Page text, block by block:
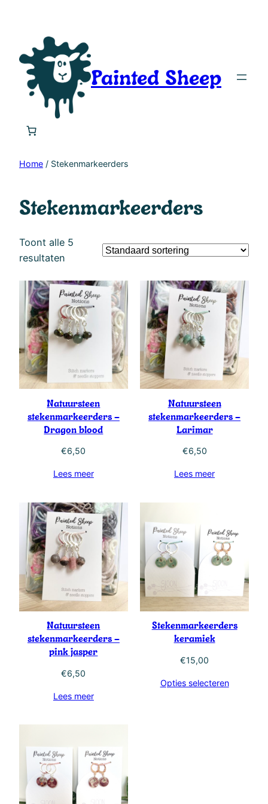
inhoud
Painted Sheep
Home / Stekenmarkeerders
Stekenmarkeerders
Toont alle 5
resultaten
Natuursteen
stekenmarkeerders –
Dragon blood
€6,50
Lees meer
Natuursteen
stekenmarkeerders –
Larimar
€6,50
Lees meer
Natuursteen
stekenmarkeerders –
pink jasper
€6,50
Lees meer
Stekenmarkeerders
keramiek
€15,00
Opties selecteren